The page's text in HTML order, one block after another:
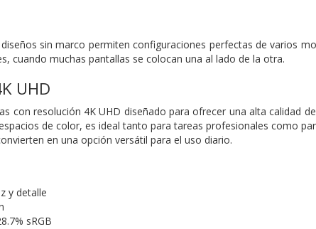
sin marco permiten configuraciones perfectas de varios
cuando muchas pantallas se colocan una al lado de la otra.
UHD
con resolución 4K UHD diseñado para ofrecer una alta calidad
de color, es ideal tanto para tareas profesionales como
en una opción versátil para el uso diario.
y detalle
sRGB